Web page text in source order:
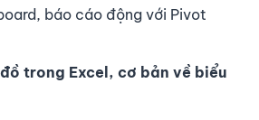
báo cáo động với Pivot
trong Excel, cơ bản về biểu